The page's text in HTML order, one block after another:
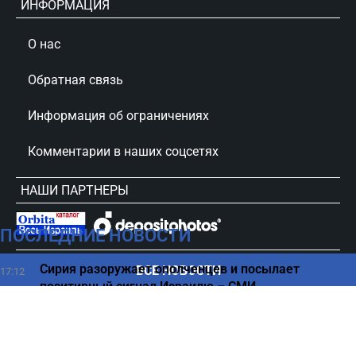
ПОСЛЕДНИЕ НОВОСТИ
17:12
Сирия разоружает ополченцев и посылает
позитивный сигнал Израилю – СМИ
ВСЕ НОВОСТИ
ИНФОРМАЦИЯ
О нас
Обратная связь
Информация об ограничениях
Комментарии в наших соцсетях
НАШИ ПАРТНЕРЫ
сursorinfo.co.il © Все права защищены